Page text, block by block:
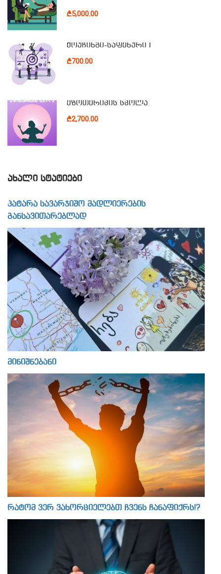
₾5,000.00
ქოუჩინგი-საფეხური I
₾700.00
ეზოთერიკის სკოლა
₾2,700.00
ᲐᲮᲐᲚᲘ ᲡᲢᲐᲢᲘᲔᲑᲘ
პატარა სავარჯიშო მადლიერების
განსავითარებლად
მინიშნებანი
რატომ ვერ ვახორციელებთ ჩვენს ჩანაფიქრს!?